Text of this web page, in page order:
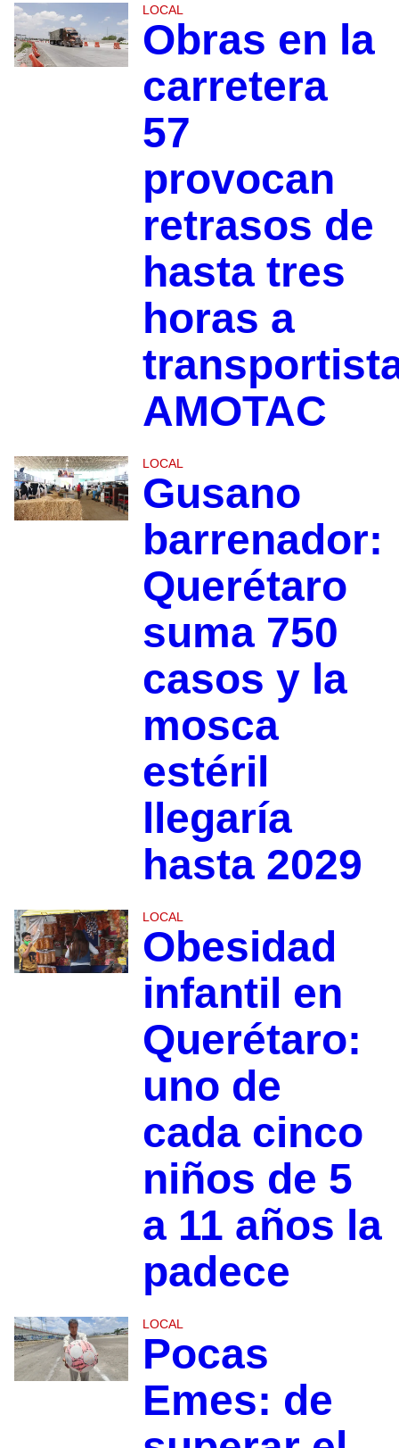
LOCAL
Obras en la
carretera
57
provocan
retrasos de
hasta tres
horas a
AMOTAC
LOCAL
Gusano
barrenador:
Querétaro
suma 750
casos y la
mosca
estéril
llegaría
hasta 2029
LOCAL
Obesidad
infantil en
Querétaro:
uno de
cada cinco
niños de 5
a 11 años la
padece
LOCAL
Pocas
Emes: de